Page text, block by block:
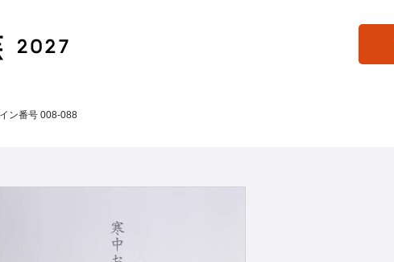
ン番号 008-088